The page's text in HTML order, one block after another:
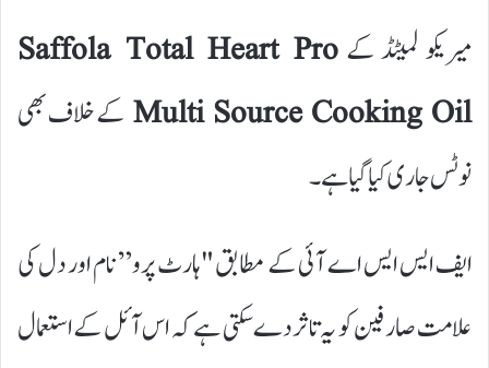
میریکو لمیٹڈ کےSaffola Total Heart Pro
Multi Source Cooking Oil کے خلاف بھی
نوٹس جاری کیا گیا ہے۔
ایف ایس ایس اے آئی کے مطابق "ہارٹ پرو” نام اور دل کی
علامت صارفین کو یہ تاثر دے سکتی ہے کہ اس آئل کے استعمال